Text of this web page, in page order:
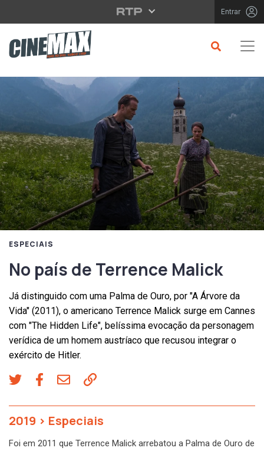
Saltar para o conteúdo principal Entrar
ESPECIAIS
No país de Terrence Malick
Já distinguido com uma Palma de Ouro, por "A Árvore da
Vida" (2011), o americano Terrence Malick surge em Cannes
com "The Hidden Life", belíssima evocação da personagem
verídica de um homem austríaco que recusou integrar o
exército de Hitler.
2019 > Especiais
Foi em 2011 que Terrence Malick arrebatou a Palma de Ouro de